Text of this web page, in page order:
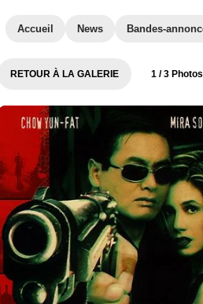
Accueil News Bandes-
RETOUR À LA GALERIE 1 / 3 Photos